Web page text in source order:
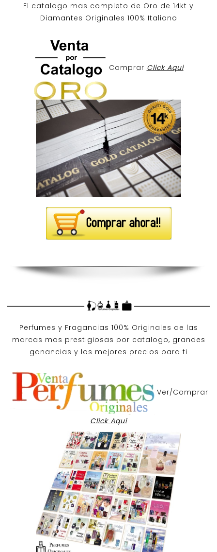
El catalogo mas completo de Oro de 14kt y
Diamantes Originales 100% Italiano
Comprar Click Aqui
Perfumes y Fragancias 100% Originales de las
marcas mas prestigiosas por catalogo, grandes
ganancias y los mejores precios para ti
Ver/Comprar
Click Aqui